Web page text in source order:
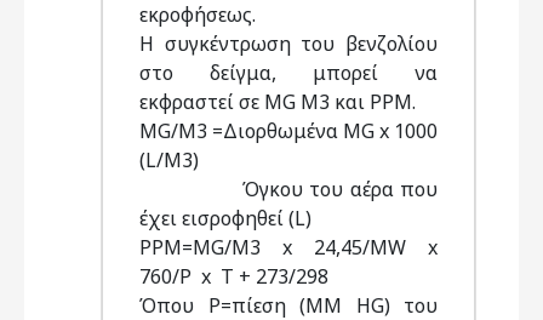
εκροφήσεως.
Η συγκέντρωση του βενζολίου
στο δείγμα, μπορεί να
εκφραστεί σε MG M3 και ΡΡΜ.
MG/M3 =Διορθωμένα MG x 1000
(L/M3)
Όγκου του αέρα που
έχει εισροφηθεί (L)
PPM=MG/M3 x 24,45/MW x
760/P x T + 273/298
Όπου Ρ=πίεση (MM HG) του